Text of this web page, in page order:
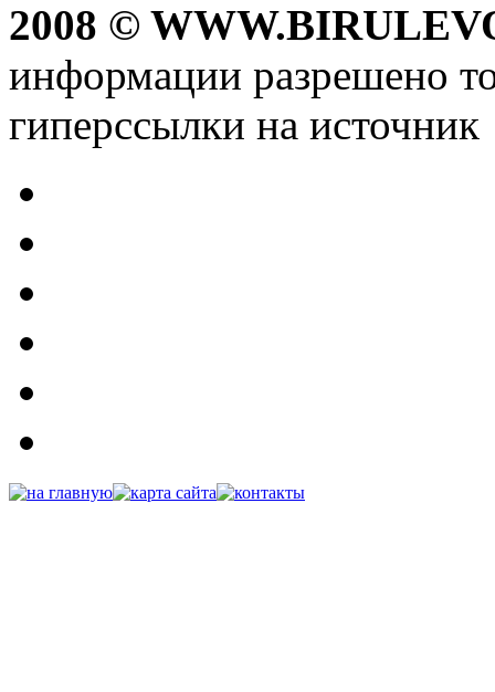
2008 ©
информации разрешено
гиперссылки на источник